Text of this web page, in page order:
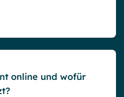
online und wofür